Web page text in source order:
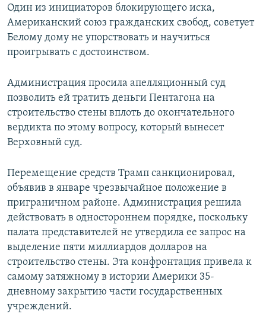
Один из инициаторов блокирующего иска,
Американский союз гражданских свобод, советует
Белому дому не упорствовать и научиться
проигрывать с достоинством.
Администрация просила апелляционный суд
позволить ей тратить деньги Пентагона на
строительство стены вплоть до окончательного
вердикта по этому вопросу, который вынесет
Верховный суд.
Перемещение средств Трамп санкционировал,
объявив в январе чрезвычайное положение в
приграничном районе. Администрация решила
действовать в одностороннем порядке, поскольку
палата представителей не утвердила ее запрос на
выделение пяти миллиардов долларов на
строительство стены. Эта конфронтация привела к
самому затяжному в истории Америки 35-
дневному закрытию части государственных
учреждений.